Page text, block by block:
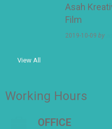
Asah
Film
2019-10-09 by
View All
Working Hours
OFFICE